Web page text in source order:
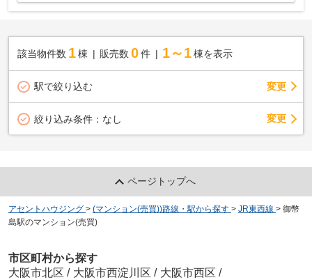
該当物件数 1棟 販売数 0 件 1～1 棟を表示
駅で絞り込む 変更
絞り込み条件： なし 変更
ページトップへ
アセントハウジング > (マンション(売買))路線・駅から探す > JR東西線 > 御幣
島駅のマンション(売買)
市区町村から探す
大阪市北区 / 大阪市西淀川区 / 大阪市西区 /